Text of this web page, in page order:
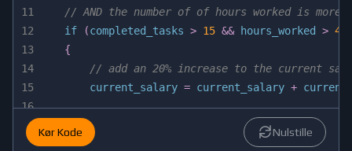
11
12
13
14
15
16
17
18
// AND the number of of hours worked is more
if
(completed_tasks > 15 && hours_worked > 40
{
// add an 20% increase to the current
        current_salary
= current_salary +
// add an 20% increase to the current
        current_salary
current_salary +
Kør Kode Nulstille